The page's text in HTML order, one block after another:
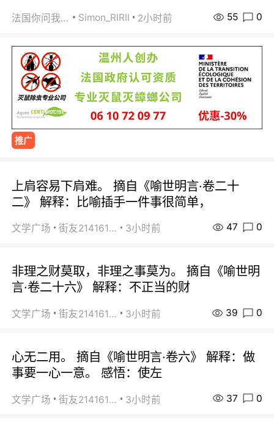
法国你问我答 Simon_RIRIl 2小时前 55 0
推广
上肩容易下肩难。 摘自《喻世明言·卷二十
二》 解释：比喻插手一件事很简单，
文学广场 街友21416156 3小时前 47 0
非理之财莫取，非理之事莫为。 摘自《喻世明
言·卷二十六》 解释：不正当的财
文学广场 街友21416156 3小时前 39 0
心无二用。 摘自《喻世明言·卷六》 解释：做
事要一心一意。 感悟：使左
文学广场 街友21416156 3小时前 37 0